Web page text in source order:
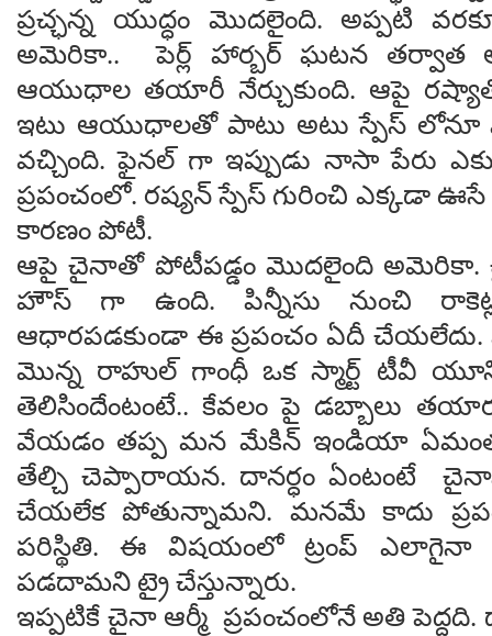
ప్ర‌చ్ఛ‌న్న యుద్ధం మొద‌లైంది. అప్ప‌టి
అమెరికా.. పెర్ల్ హార్బ‌ర్ ఘ‌ట‌న త‌ర్వాత
ఆయుధాల త‌యారీ నేర్చుకుంది. ఆపై
ఇటు ఆయుధాల‌తో పాటు అటు స్పేస్ లోనూ
వ‌చ్చింది. ఫైన‌ల్ గా ఇప్పుడు నాసా పేరు
ప్ర‌పంచంలో. ర‌ష్య‌న్ స్పేస్ గురించి ఎక్క‌డా
కార‌ణం పోటీ.
ఆపై చైనాతో పోటీప‌డ్డం మొద‌లైంది అమెరికా.
హౌస్ గా ఉంది. పిన్నీసు నుంచి
ఆధార‌ప‌డ‌కుండా ఈ ప్ర‌పంచం ఏదీ చేయ‌లేదు.
మొన్న రాహుల్ గాంధీ ఒక స్మార్ట్ టీవీ
తెలిసిందేంటంటే.. కేవ‌లం పై డ‌బ్బాలు త‌యారు
వేయ‌డం త‌ప్ప మ‌న మేకిన్ ఇండియా ఏమంత
తేల్చి చెప్పారాయ‌న‌. దానర్ధం ఏంటంటే
చేయ‌లేక పోతున్నామ‌ని. మ‌న‌మే కాదు
ప‌రిస్థితి. ఈ విష‌యంలో ట్రంప్
ప‌డ‌దామ‌ని ట్రై చేస్తున్నారు.
ఇప్ప‌టికే చైనా ఆర్మీ ప్ర‌పంచంలోనే అతి